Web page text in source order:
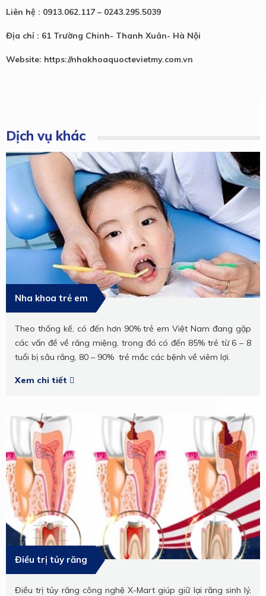
Liên hệ : 0913.062.117 – 0243.295.5039
Địa chỉ : 61 Trường Chinh- Thanh Xuân- Hà Nội
Website: https://nhakhoaquoctevietmy.com.vn
Dịch vụ khác
Nha khoa trẻ em
Theo thống kế, có đến hơn 90% trẻ em Việt Nam đang gặp
các vấn đề về răng miệng, trong đó có đến 85% trẻ từ 6 – 8
tuổi bị sâu răng, 80 – 90% trẻ mắc các bệnh về viêm lợi.
Xem chi tiết
Điều trị tủy răng
Điều trị tủy răng công nghệ X-Mart giúp giữ lại răng sinh lý,